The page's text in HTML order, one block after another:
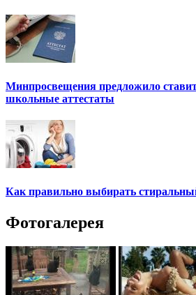
Минпросвещения предложило
школьные аттестаты
Как правильно выбирать
Фотогалерея